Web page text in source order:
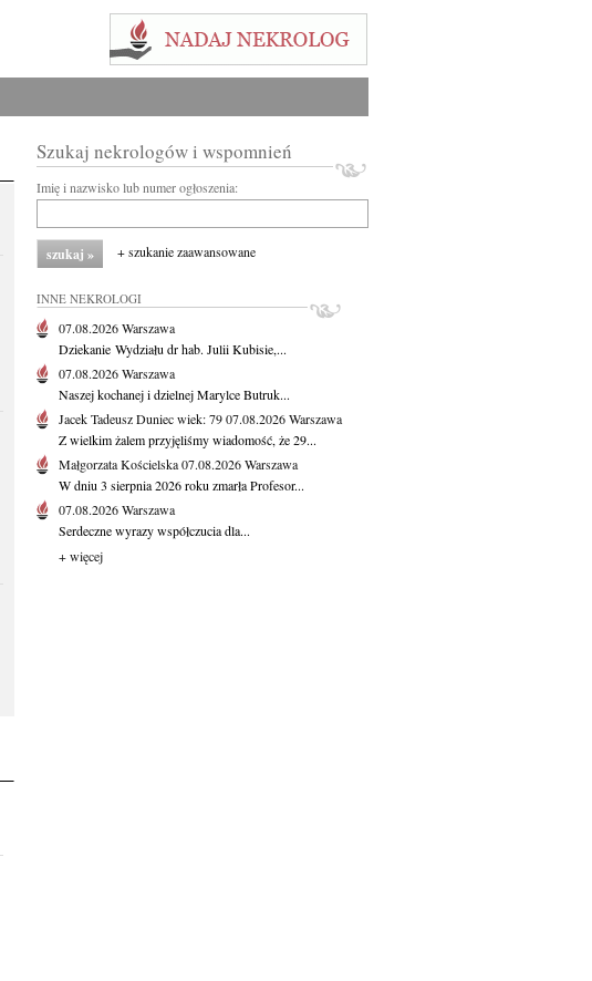
Szukaj nekrologów i wspomnień
Imię i nazwisko lub numer ogłoszenia:
+ szukanie zaawansowane
INNE NEKROLOGI
07.08.2026Warszawa
Dziekanie Wydziału dr hab. Julii Kubisie,...
07.08.2026Warszawa
Naszej kochanej i dzielnej Marylce Butruk...
Jacek Tadeusz Duniecwiek: 7907.08.2026Warszawa
Z wielkim żalem przyjęliśmy wiadomość, że 29...
Małgorzata Kościelska07.08.2026Warszawa
W dniu 3 sierpnia 2026 roku zmarła Profesor...
07.08.2026Warszawa
Serdeczne wyrazy współczucia dla...
+ więcej